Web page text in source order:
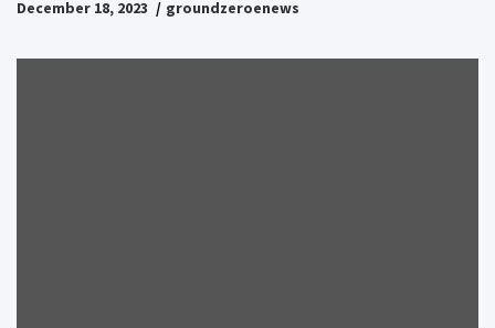
December 18, 2023 groundzeroenews